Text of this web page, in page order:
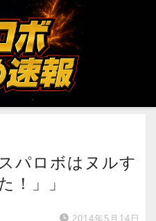
パロボはヌルす
！」」
2014年5月14日